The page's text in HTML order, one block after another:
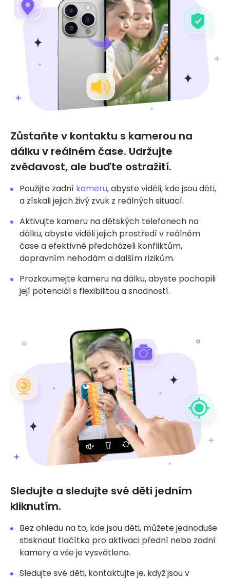
Zůstaňte v kontaktu s kamerou na
dálku v reálném čase. Udržujte
zvědavost, ale buďte ostražití.
Použijte zadní kameru, abyste viděli, kde jsou děti,
a získali jejich živý zvuk z reálných situací.
Aktivujte kameru na dětských telefonech na
dálku, abyste viděli jejich prostředí v reálném
čase a efektivně předcházeli konfliktům,
dopravním nehodám a dalším rizikům.
Prozkoumejte kameru na dálku, abyste pochopili
její potenciál s flexibilitou a snadností.
Sledujte a sledujte své děti jedním
kliknutím.
Bez ohledu na to, kde jsou děti, můžete jednoduše
stisknout tlačítko pro aktivaci přední nebo zadní
kamery a vše je vysvětleno.
Sledujte své děti, kontaktujte je, když jsou v